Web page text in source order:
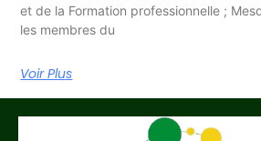
et de la Formation professionnelle ;
les membres du
Voir Plus